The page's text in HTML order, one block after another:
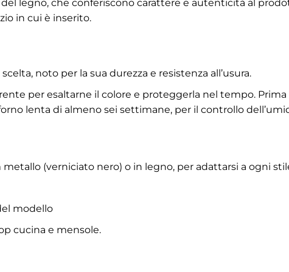
legno, che conferiscono carattere e autenticità al
in cui è inserito.
noto per la sua durezza e resistenza all’usura.
per esaltarne il colore e proteggerla nel tempo.
lenta di almeno sei settimane, per il controllo
(verniciato nero) o in legno, per adattarsi a ogni
modello
cucina e mensole.